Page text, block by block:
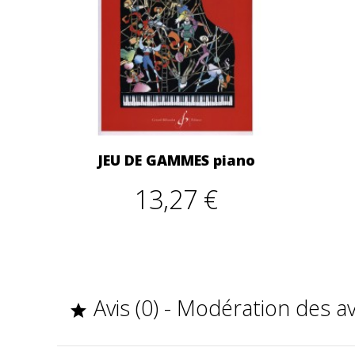
JEU DE GAMMES piano
13,27 €
 Avis (0) - Modération des